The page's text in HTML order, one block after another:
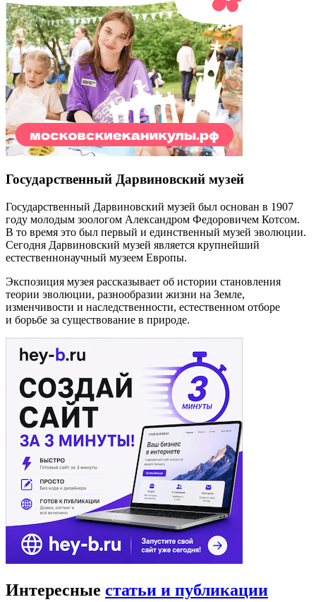
Государственный Дарвиновский музей
Государственный Дарвиновский музей был основан в 1907
году молодым зоологом Александром Федоровичем Котсом.
В то время это был первый и единственный музей эволюции.
Сегодня Дарвиновский музей является крупнейший
естественнонаучный музеем Европы.
Экспозиция музея рассказывает об истории становления
теории эволюции, разнообразии жизни на Земле,
изменчивости и наследственности, естественном отборе
и борьбе за существование в природе.
Интересные статьи и публикации